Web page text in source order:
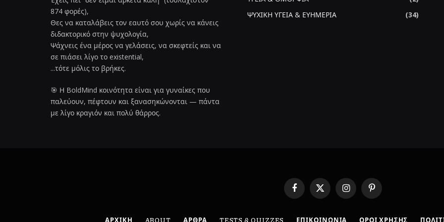
874 φορές),
Θες να καταλάβεις τον εαυτό σου χωρίς να κάνεις
διδακτορικό στην ψυχολογία,
Ψάχνεις ένα μέρος να γελάσεις, να σκεφτείς και να
σε πιάσει λίγο το existential,
...τότε μόλις το βρήκες.
🎯 Η BoldMind κοινότητα είναι για γυναίκες που
παλεύουν, πέφτουν και ξανασηκώνονται — πάντα
με λίγο κραγιόν και πολύ θάρρος.
ΨΥΧΙΚΗ ΥΓΕΙΑ & ΕΥΗΜΕΡΙΑ
(34)
Facebook
X
(Twitter)
InstagramPinterest
ΑΡΧΙΚΗ ABOUT ΑΡΘΡΑ TESTS & QUIZZES ΕΠΙΚΟΙΝΩΝΙΑ ΟΡΟΙ ΧΡΗΣΗΣ